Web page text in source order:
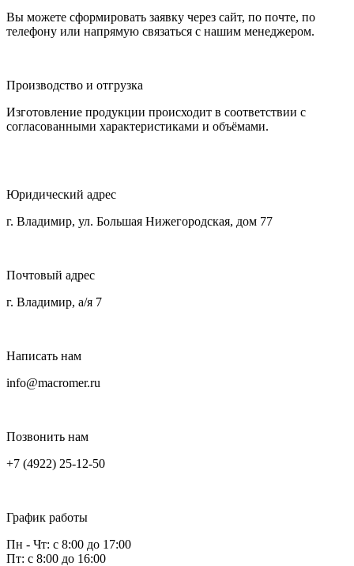
Вы можете сформировать заявку через сайт, по почте, по
телефону или напрямую связаться с нашим менеджером.
Производство и отгрузка
Изготовление продукции происходит в соответствии с
согласованными характеристиками и объёмами.
Юридический адрес
г. Владимир, ул. Большая Нижегородская, дом 77
Почтовый адрес
г. Владимир, а/я 7
Написать нам
info@macromer.ru
Позвонить нам
+7 (4922) 25-12-50
График работы
Пн - Чт: с 8:00 до 17:00
Пт: с 8:00 до 16:00